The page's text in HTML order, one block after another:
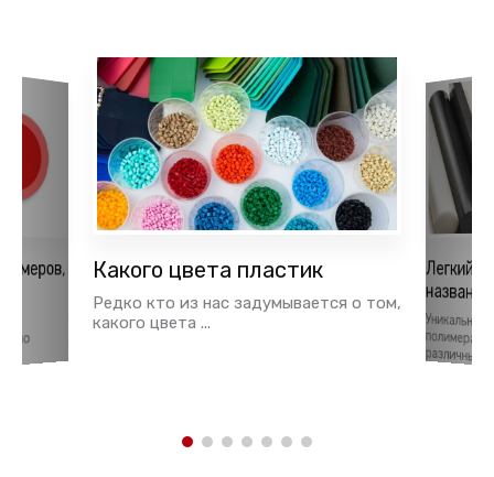
Какого цвета пластик
Редко кто из нас задумывается о том,
какого цвета ...
Легкий
названия
различных